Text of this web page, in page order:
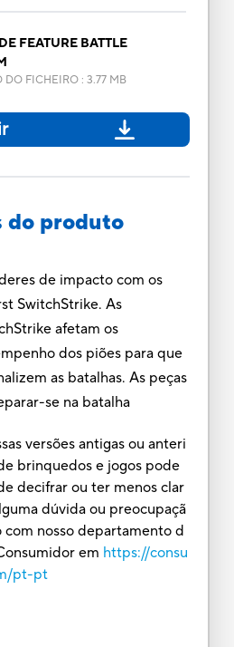
FEATURE BATTLE
DO FICHEIRO: 3.77 MB
do produto
de impacto com os
SwitchStrike. As
afetam os
dos piões para que
as batalhas. As peças
se na batalha
versões antigas ou anteri
brinquedos e jogos pode
decifrar ou ter menos clar
dúvida ou preocupaçã
nosso departamento d
em https://consu
pt-pt